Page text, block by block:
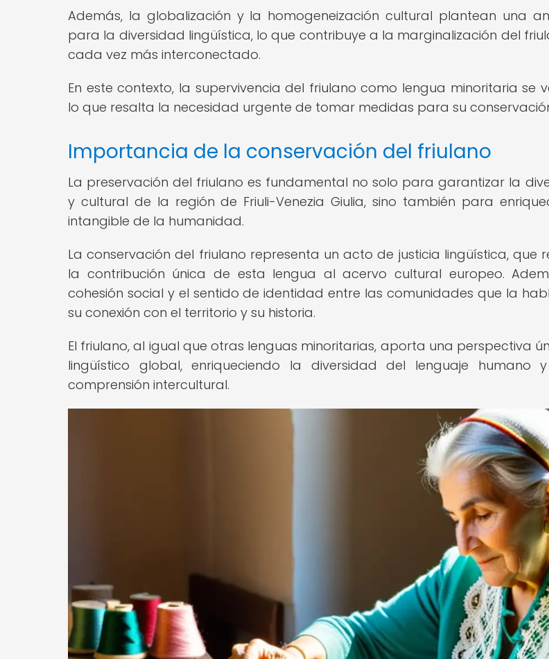
Además, la globalización y la homogeneización cultural plantean una
para la diversidad lingüística, lo que contribuye a la marginalización del
cada vez más interconectado.
En este contexto, la supervivencia del friulano como lengua minoritaria se
lo que resalta la necesidad urgente de tomar medidas para su
Importancia de la conservación del friulano
La preservación del friulano es fundamental no solo para garantizar la
y cultural de la región de Friuli-Venezia Giulia, sino también para
intangible de la humanidad.
La conservación del friulano representa un acto de justicia lingüística, que
la contribución única de esta lengua al acervo cultural europeo.
cohesión social y el sentido de identidad entre las comunidades que la
su conexión con el territorio y su historia.
El friulano, al igual que otras lenguas minoritarias, aporta una perspectiva
lingüístico global, enriqueciendo la diversidad del lenguaje humano
comprensión intercultural.